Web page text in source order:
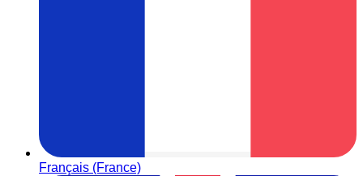
Français (France)